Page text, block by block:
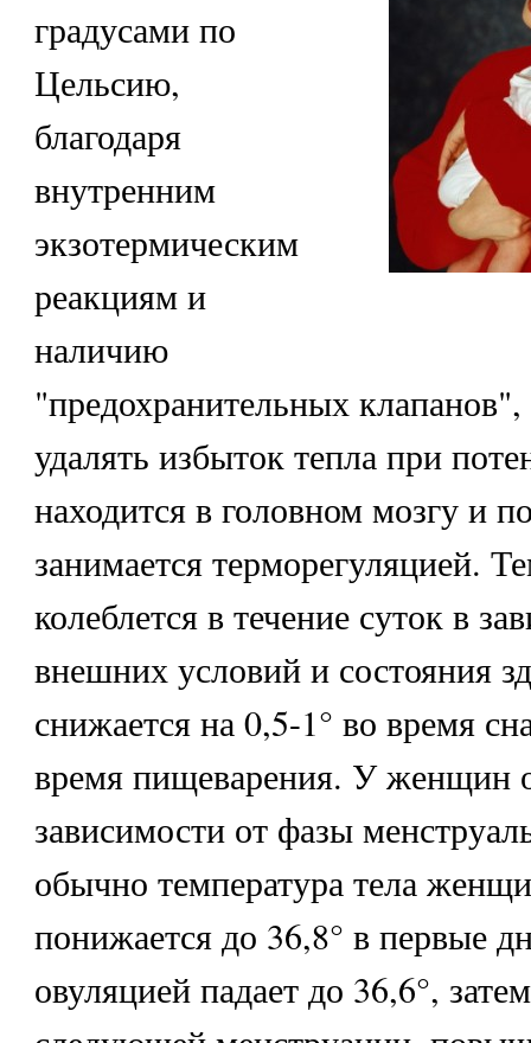
градусами по
Цельсию,
благодаря
внутренним
экзотермическим
реакциям и
наличию
"предохранительных
удалять избыток тепла при
находится в головном мозгу и
занимается терморегуляцией.
колеблется в течение суток в
внешних условий и состояния
снижается на 0,5-1° во время
время пищеварения. У женщин
зависимости от фазы
обычно температура тела
понижается до 36,8° в первые
овуляцией падает до 36,6°,